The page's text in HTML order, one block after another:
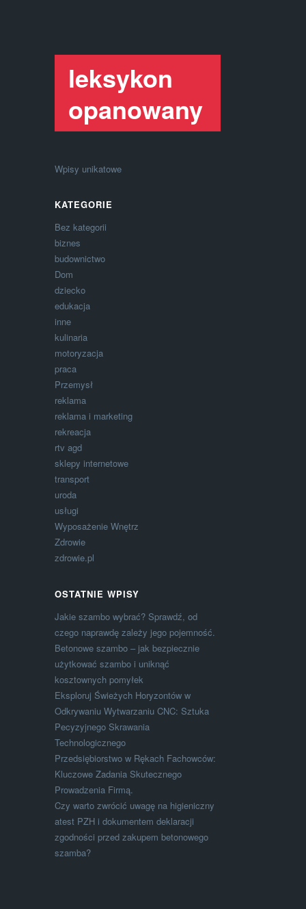
leksykon
opanowany
Wpisy unikatowe
KATEGORIE
Bez kategorii
biznes
budownictwo
Dom
dziecko
edukacja
inne
kulinaria
motoryzacja
praca
Przemysł
reklama
reklama i marketing
rekreacja
rtv agd
sklepy internetowe
transport
uroda
usługi
Wyposażenie Wnętrz
Zdrowie
zdrowie.pl
OSTATNIE WPISY
Jakie szambo wybrać? Sprawdź, od
czego naprawdę zależy jego pojemność.
Betonowe szambo – jak bezpiecznie
użytkować szambo i uniknąć
kosztownych pomyłek
Eksploruj Świeżych Horyzontów w
Odkrywaniu Wytwarzaniu CNC: Sztuka
Pecyzyjnego Skrawania
Technologicznego
Przedsiębiorstwo w Rękach Fachowców:
Kluczowe Zadania Skutecznego
Prowadzenia Firmą.
Czy warto zwrócić uwagę na higieniczny
atest PZH i dokumentem deklaracji
zgodności przed zakupem betonowego
szamba?